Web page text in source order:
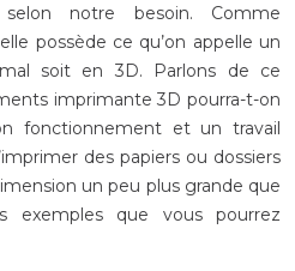
notre besoin. Comme
possède ce qu’on appelle un
soit en 3D. Parlons de ce
imprimante 3D pourra-t-on
fonctionnement et un travail
des papiers ou dossiers
un peu plus grande que
exemples que vous pourrez